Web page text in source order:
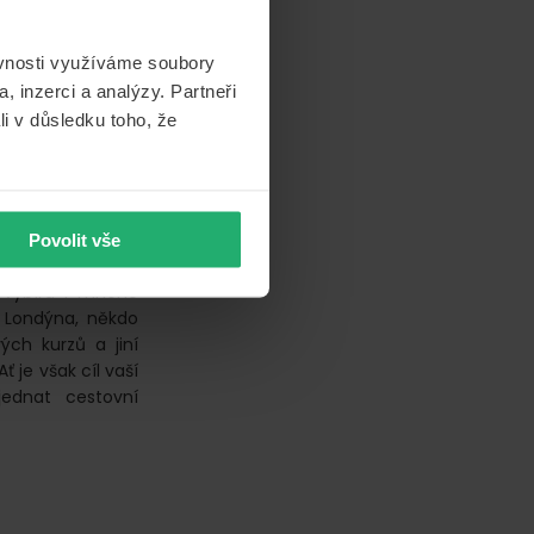
využíváme soubory
inzerci a analýzy. Partneři
v důsledku toho, že
Povolit vše
Anglie patří v
na celém
i mnoho
někdo
kurzů a jiní
je však cíl vaší
cestovní